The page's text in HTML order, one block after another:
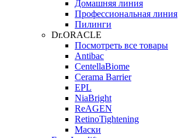
Домашняя линия
Профессиональная линия
Пилинги
Dr.ORACLE
Посмотреть все товары
Antibac
CentellaBiome
Cerama Barrier
EPL
NiaBright
ReAGEN
RetinoTightening
Маски